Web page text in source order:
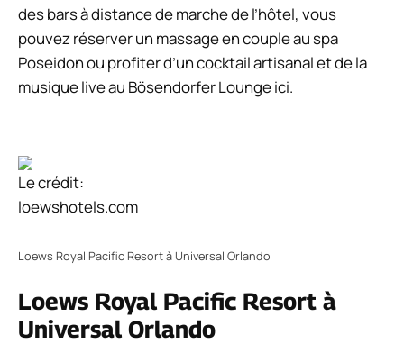
des bars à distance de marche de l’hôtel, vous
pouvez réserver un massage en couple au spa
Poseidon ou profiter d’un cocktail artisanal et de la
musique live au Bösendorfer Lounge ici.
Le crédit:
loewshotels.com
Loews Royal Pacific Resort à Universal Orlando
Loews Royal Pacific Resort à
Universal Orlando